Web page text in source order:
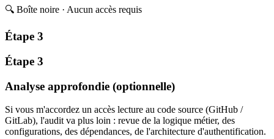
🔍 Boîte noire · Aucun accès requis
Étape 3
Étape 3
Analyse approfondie (optionnelle)
Si vous m'accordez un accès lecture au code source (GitHub /
GitLab), l'audit va plus loin : revue de la logique métier, des
configurations, des dépendances, de l'architecture d'authentification.